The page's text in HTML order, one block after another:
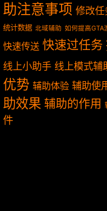
助注意事项 修改任
统计数据 北域辅助 如何提高GTA
快速传送 快速过任务
线上小助手 线上模式辅
优势 辅助体验 辅助使
助效果 辅助的作用
件